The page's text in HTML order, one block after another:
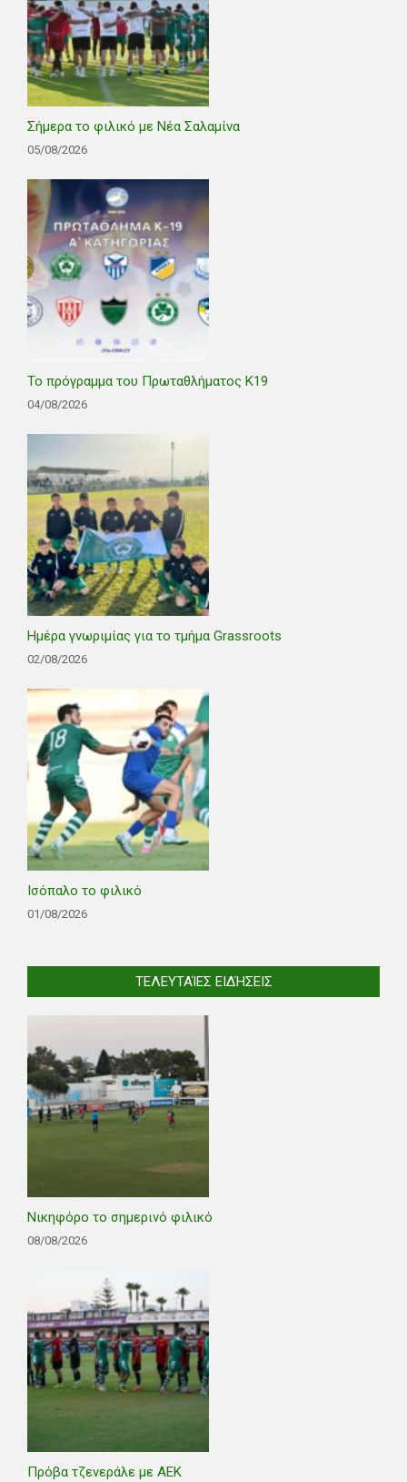
Σήμερα το φιλικό με Νέα Σαλαμίνα
05/08/2026
Το πρόγραμμα του Πρωταθλήματος Κ19
04/08/2026
Ημέρα γνωριμίας για το τμήμα Grassroots
02/08/2026
Ισόπαλο το φιλικό
01/08/2026
ΤΕΛΕΥΤΑΊΕΣ ΕΙΔΉΣΕΙΣ
Νικηφόρο το σημερινό φιλικό
08/08/2026
Πρόβα τζενεράλε με ΑΕΚ